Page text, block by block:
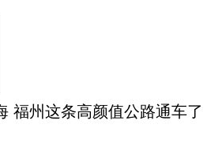
福州这条高颜值公路通车了